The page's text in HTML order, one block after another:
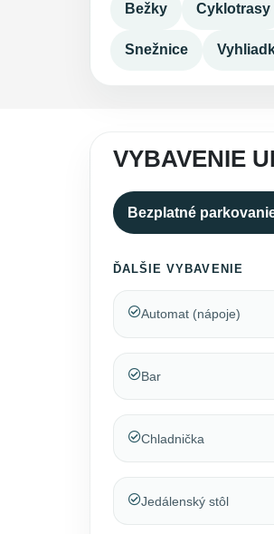
Bežky Cyklotrasy
Snežnice
VYBAVENIE
Bezplatné
ĎALŠIE VYBAVENIE
Automat (nápoje)
Bar
Chladnička
Jedálenský stôl